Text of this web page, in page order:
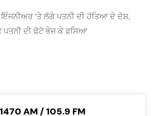
ਇੰਜਨੀਅਰ ’ਤੇ ਲੱਗੇ ਪਤਨੀ ਦੀ ਹੱਤਿਆ ਦੇ ਦੋਸ਼,
ਪਤਨੀ ਦੀ ਫੋਟੋ ਭੇਜ ਕੇ ਫਸਿਆ
1470 AM / 105.9 FM